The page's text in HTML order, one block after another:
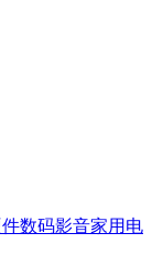
数码影音家用电